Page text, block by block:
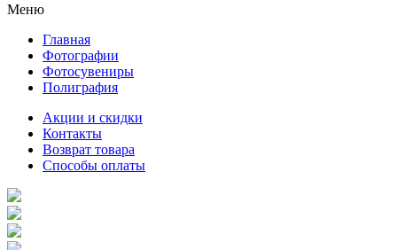
Меню
Главная
Фотографии
Фотосувениры
Полиграфия
Акции и скидки
Контакты
Возврат товара
Способы оплаты